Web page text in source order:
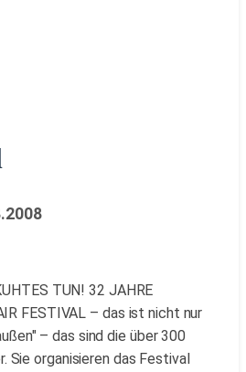
TUN! 32 JAHRE
FESTIVAL – das ist nicht nur
– das sind die über 300
Sie organisieren das Festival